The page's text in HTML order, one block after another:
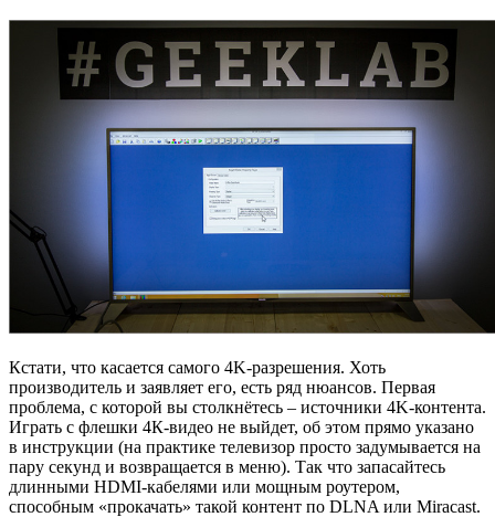
Кстати, что касается самого 4K-разрешения. Хоть
производитель и заявляет его, есть ряд нюансов. Первая
проблема, с которой вы столкнётесь – источники 4K-контента.
Играть с флешки 4К-видео не выйдет, об этом прямо указано
в инструкции (на практике телевизор просто задумывается на
пару секунд и возвращается в меню). Так что запасайтесь
длинными HDMI-кабелями или мощным роутером,
способным «прокачать» такой контент по DLNA или Miracast.